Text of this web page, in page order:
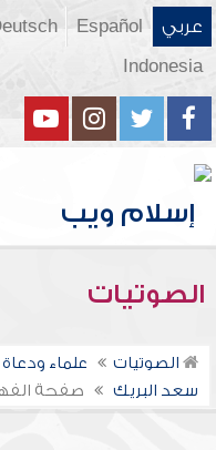
عربي Español
Indonesia
الصوتيات
الصوتيات علماء ودعاة
سعد البريك
صفحة